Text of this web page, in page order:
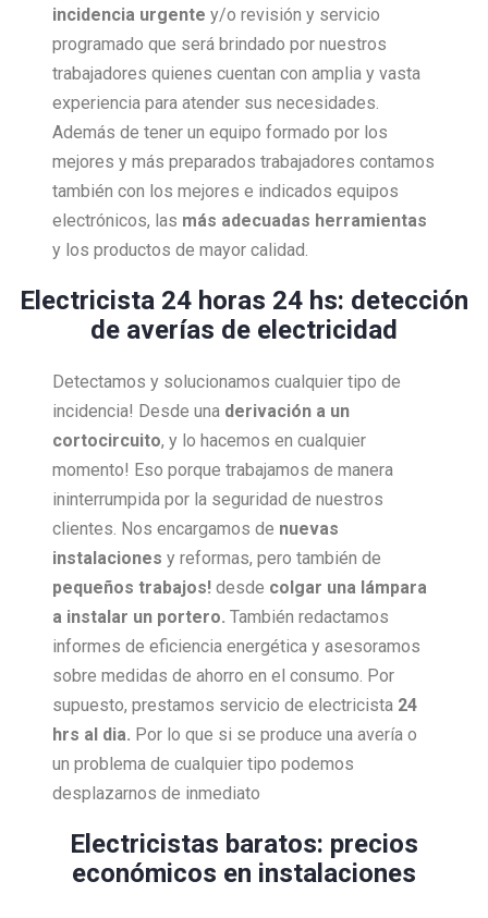
incidencia urgente y/o revisión y servicio
programado que será brindado por nuestros
trabajadores quienes cuentan con amplia y vasta
experiencia para atender sus necesidades.
Además de tener un equipo formado por los
mejores y más preparados trabajadores contamos
también con los mejores e indicados equipos
electrónicos, las más adecuadas herramientas
y los productos de mayor calidad.
Electricista 24 horas 24 hs: detección
de averías de electricidad
Detectamos y solucionamos cualquier tipo de
incidencia! Desde una derivación a un
cortocircuito, y lo hacemos en cualquier
momento! Eso porque trabajamos de manera
ininterrumpida por la seguridad de nuestros
clientes. Nos encargamos de nuevas
instalaciones y reformas, pero también de
pequeños trabajos! desde colgar una lámpara
a instalar un portero. También redactamos
informes de eficiencia energética y asesoramos
sobre medidas de ahorro en el consumo. Por
supuesto, prestamos servicio de electricista 24
hrs al dia. Por lo que si se produce una avería o
un problema de cualquier tipo podemos
desplazarnos de inmediato
Electricistas baratos: precios
económicos en instalaciones